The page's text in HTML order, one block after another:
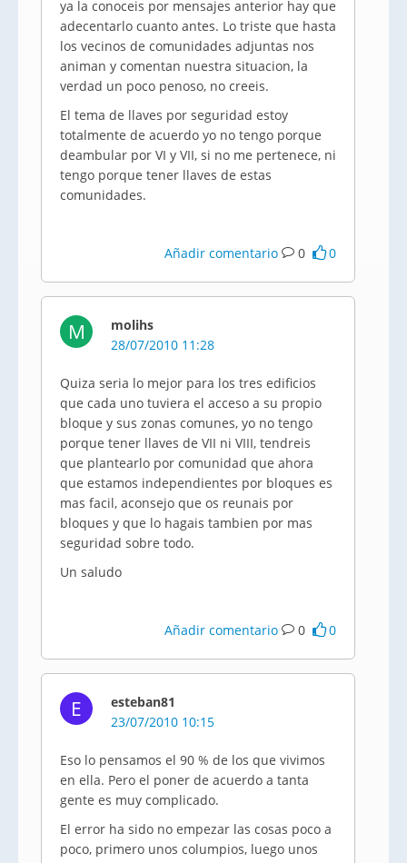
ya la conoceis por mensajes anterior hay que
adecentarlo cuanto antes. Lo triste que hasta
los vecinos de comunidades adjuntas nos
animan y comentan nuestra situacion, la
verdad un poco penoso, no creeis.
El tema de llaves por seguridad estoy
totalmente de acuerdo yo no tengo porque
deambular por VI y VII, si no me pertenece, ni
tengo porque tener llaves de estas
comunidades.
Añadir comentario 0 0
M
molihs
28/07/2010 11:28
Quiza seria lo mejor para los tres edificios
que cada uno tuviera el acceso a su propio
bloque y sus zonas comunes, yo no tengo
porque tener llaves de VII ni VIII, tendreis
que plantearlo por comunidad que ahora
que estamos independientes por bloques es
mas facil, aconsejo que os reunais por
bloques y que lo hagais tambien por mas
seguridad sobre todo.
Un saludo
Añadir comentario 0 0
E
esteban81
23/07/2010 10:15
Eso lo pensamos el 90 % de los que vivimos
en ella. Pero el poner de acuerdo a tanta
gente es muy complicado.
El error ha sido no empezar las cosas poco a
poco, primero unos columpios, luego unos